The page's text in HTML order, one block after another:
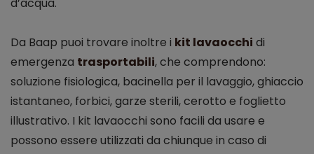
d’acqua.
Da Baap puoi trovare inoltre i kit lavaocchi di
emergenza trasportabili, che comprendono:
soluzione fisiologica, bacinella per il lavaggio, ghiaccio
istantaneo, forbici, garze sterili, cerotto e foglietto
illustrativo. I kit lavaocchi sono facili da usare e
possono essere utilizzati da chiunque in caso di